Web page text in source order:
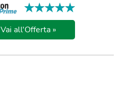
★★★★★
★★★★★
Vai all'Offerta »